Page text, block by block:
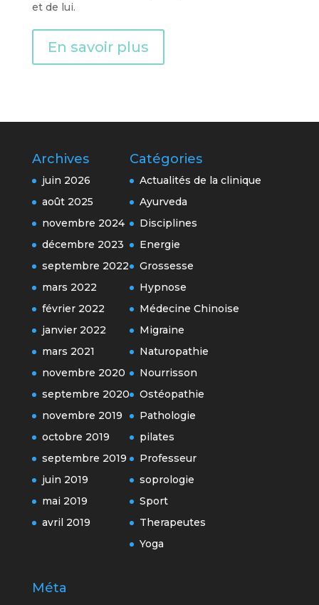
et de lui.
En savoir plus
Archives
juin 2026
août 2025
novembre 2024
décembre 2023
septembre 2022
mars 2022
février 2022
janvier 2022
mars 2021
novembre 2020
septembre 2020
novembre 2019
octobre 2019
septembre 2019
juin 2019
mai 2019
avril 2019
Catégories
Actualités de la clinique
Ayurveda
Disciplines
Energie
Grossesse
Hypnose
Médecine Chinoise
Migraine
Naturopathie
Nourrisson
Ostéopathie
Pathologie
pilates
Professeur
soprologie
Sport
Therapeutes
Yoga
Méta